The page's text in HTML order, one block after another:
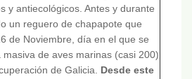
y antiecológicos. Antes y durante
un reguero de chapapote que
de Noviembre, día en el que se
de aves marinas (casi 200)
de Galicia. Desde este